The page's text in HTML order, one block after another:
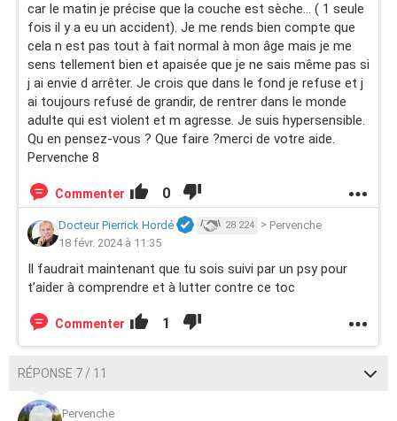
car le matin je précise que la couche est sèche... ( 1 seule
fois il y a eu un accident). Je me rends bien compte que
cela n est pas tout à fait normal à mon âge mais je me
sens tellement bien et apaisée que je ne sais même pas si
j ai envie d arrêter. Je crois que dans le fond je refuse et j
ai toujours refusé de grandir, de rentrer dans le monde
adulte qui est violent et m agresse. Je suis hypersensible.
Qu en pensez-vous ? Que faire ?merci de votre aide.
Pervenche 8
Commenter 0
Docteur Pierrick Hordé 28 224 > Pervenche
18 févr. 2024 à 11:35
Il faudrait maintenant que tu sois suivi par un psy pour
t’aider à comprendre et à lutter contre ce toc
Commenter 1
RÉPONSE 7 / 11
Pervenche